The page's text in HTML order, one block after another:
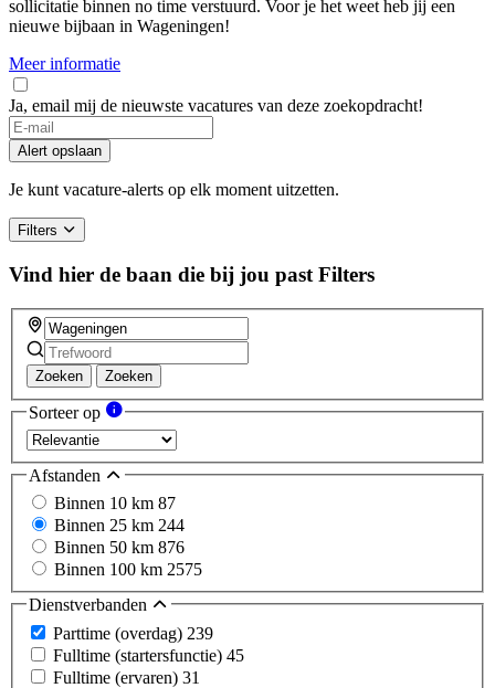
sollicitatie binnen no time verstuurd. Voor je het weet heb jij een
nieuwe bijbaan in Wageningen!
Meer informatie
Ja, email mij de nieuwste vacatures van deze zoekopdracht!
If
you
are
a
ignore
this
field
Alert opslaan
Je kunt vacature-alerts op elk moment uitzetten.
Filters
Vind hier de baan die bij jou past Filters
Zoeken Zoeken
Sorteer op
Afstanden
Binnen 10 km 87
Binnen 25 km 244
Binnen 50 km 876
Binnen 100 km 2575
Dienstverbanden
Parttime (overdag) 239
Fulltime (startersfunctie) 45
Fulltime (ervaren) 31